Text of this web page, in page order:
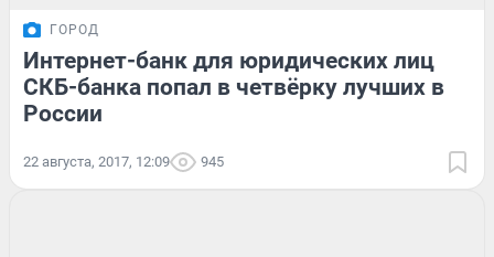
ГОРОД
Интернет-банк для юридических лиц
СКБ-банка попал в четвёрку лучших в
России
22 августа, 2017, 12:09 945